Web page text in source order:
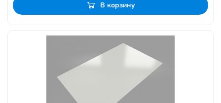
В корзину